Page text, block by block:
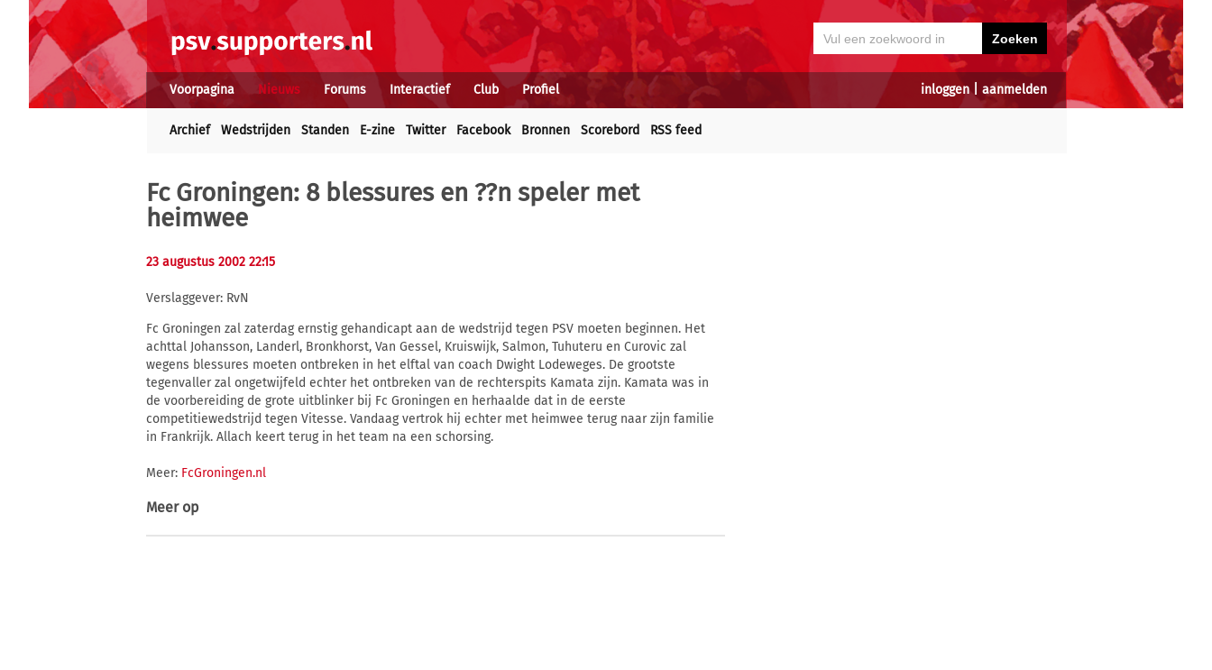
inloggen| aanmelden
Voorpagina Nieuws Forums Interactief Club Profiel
Archief Wedstrijden Standen E-zine Twitter Facebook Bronnen Scorebord RSS feed
Fc Groningen: 8 blessures en ??n speler met
heimwee
23 augustus 2002 22:15
Verslaggever: RvN
Fc Groningen zal zaterdag ernstig gehandicapt aan de wedstrijd tegen PSV moeten beginnen. Het
achttal Johansson, Landerl, Bronkhorst, Van Gessel, Kruiswijk, Salmon, Tuhuteru en Curovic zal
wegens blessures moeten ontbreken in het elftal van coach Dwight Lodeweges. De grootste
tegenvaller zal ongetwijfeld echter het ontbreken van de rechterspits Kamata zijn. Kamata was in
de voorbereiding de grote uitblinker bij Fc Groningen en herhaalde dat in de eerste
competitiewedstrijd tegen Vitesse. Vandaag vertrok hij echter met heimwee terug naar zijn familie
in Frankrijk. Allach keert terug in het team na een schorsing.
Meer: FcGroningen.nl
Meer op